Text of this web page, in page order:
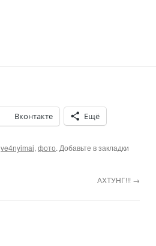
Вконтакте Ещё
ve4nyimai, фото. Добавьте в закладки
АХТУНГ!!! →